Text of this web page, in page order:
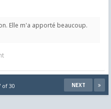
Elle m'a apporté beaucoup.
NEXT
of 30